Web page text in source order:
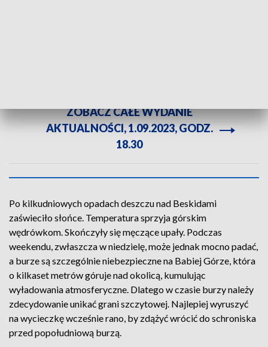
ZOBACZ CAŁE WYDANIE
AKTUALNOŚCI, 1.09.2023, GODZ.
18.30
Po kilkudniowych opadach deszczu nad Beskidami
zaświeciło słońce. Temperatura sprzyja górskim
wędrówkom. Skończyły się męczące upały. Podczas
weekendu, zwłaszcza w niedzielę, może jednak mocno padać,
a burze są szczególnie niebezpieczne na Babiej Górze, która
o kilkaset metrów góruje nad okolicą, kumulując
wyładowania atmosferyczne. Dlatego w czasie burzy należy
zdecydowanie unikać grani szczytowej. Najlepiej wyruszyć
na wycieczkę wcześnie rano, by zdążyć wrócić do schroniska
przed popołudniową burzą.